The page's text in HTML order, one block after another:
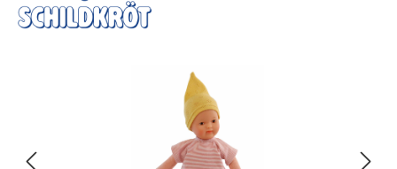
Bildergalerie überspringen